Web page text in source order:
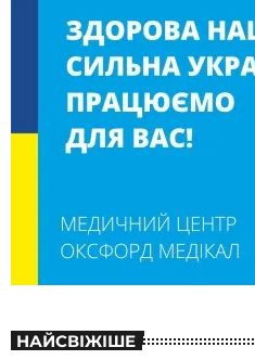
НАЙСВІЖІШЕ